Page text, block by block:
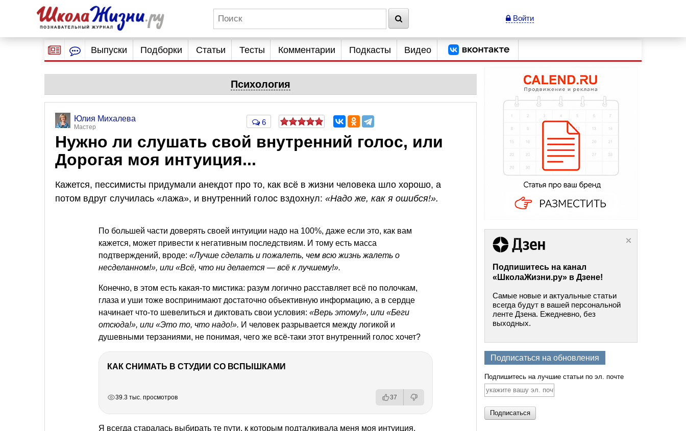
Войти
Выпуски Подборки Статьи Тесты Комментарии Подкасты Видео
Психология
Юлия Михалева
Мастер
6
Нужно ли слушать свой внутренний голос, или
Дорогая моя интуиция...
Кажется, пессимисты придумали анекдот про то, как всё в жизни человека шло хорошо, а
потом вдруг случилась «лажа», и внутренний голос вздохнул: «Надо же, как я ошибся!».
По большей части доверять своей интуиции надо на 100%, даже если это, как вам
кажется, может привести к негативным последствиям. И тому есть масса
подтверждений, вроде: «Лучше сделать и пожалеть, чем всю жизнь жалеть о
несделанном!», или «Всё, что ни делается — всё к лучшему!».
Конечно, в этом есть какая-то мистика: разум логично расставляет всё по полочкам,
глаза и уши тоже воспринимают достаточно объективную информацию, а в сердце
начинает что-то шевелиться и диктовать свои условия: «Верь этому!», или «Беги
отсюда!», или «Это то, что надо!». И человек разрывается между логикой и
душевными терзаниями, не понимая, чего же всё-таки этот внутренний голос хочет?
КАК СНИМАТЬ В СТУДИИ СО ВСПЫШКАМИ
39.3 тыс. просмотров 37
Я всегда старалась выбирать те пути, к которым подталкивала меня моя интуиция.
Подпишитесь на канал
«ШколаЖизни.ру» в Дзене!
Самые новые и актуальные статьи
всегда будут в вашей персональной
ленте Дзена. Ежедневно, без
выходных.
Подписаться на обновления
Подпишитесь на лучшие статьи по эл. почте